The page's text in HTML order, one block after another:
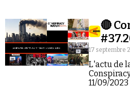
Vidéos
Émissions
Revues de
🔴
17 septembre
L'actu de
11/09/